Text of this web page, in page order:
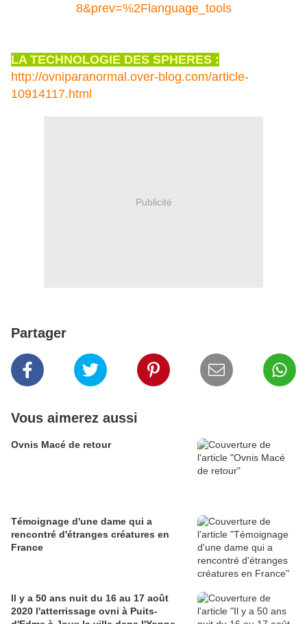
8&prev=%2Flanguage_tools
LA TECHNOLOGIE DES SPHERES :
http://ovniparanormal.over-blog.com/article-
10914117.html
Publicité
Partager
Vous aimerez aussi
Ovnis Macé de retour
Témoignage d'une dame qui a
rencontré d'étranges créatures en
France
Il y a 50 ans nuit du 16 au 17 août
2020 l'atterrissage ovni à Puits-